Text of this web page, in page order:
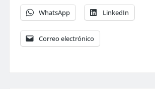
WhatsApp LinkedIn
Correo electrónico